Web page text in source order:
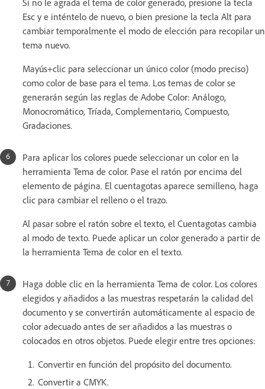
Esc y e inténtelo de nuevo, o bien presione la tecla Alt para
cambiar temporalmente el modo de elección para recopilar un
tema nuevo.
Mayús+clic para seleccionar un único color (modo preciso)
como color de base para el tema. Los temas de color se
generarán según las reglas de Adobe Color: Análogo,
Monocromático, Tríada, Complementario, Compuesto,
Gradaciones.
Para aplicar los colores puede seleccionar un color en la
herramienta Tema de color. Pase el ratón por encima del
elemento de página. El cuentagotas aparece semilleno, haga
clic para cambiar el relleno o el trazo.
Al pasar sobre el ratón sobre el texto, el Cuentagotas cambia
al modo de texto. Puede aplicar un color generado a partir de
la herramienta Tema de color en el texto.
Haga doble clic en la herramienta Tema de color. Los colores
elegidos y añadidos a las muestras respetarán la calidad del
documento y se convertirán automáticamente al espacio de
color adecuado antes de ser añadidos a las muestras o
colocados en otros objetos. Puede elegir entre tres opciones:
Convertir en función del propósito del documento.
Convertir a CMYK.